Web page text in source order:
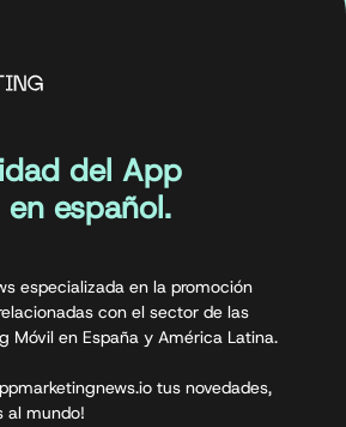
del App
español.
especializada en la promoción
con el sector de las
Móvil en España y América Latina.
tus novedades,
al mundo!